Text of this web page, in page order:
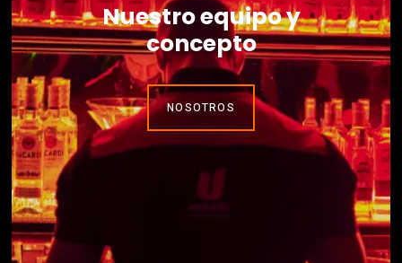
Nuestro equipo y
concepto
NOSOTROS